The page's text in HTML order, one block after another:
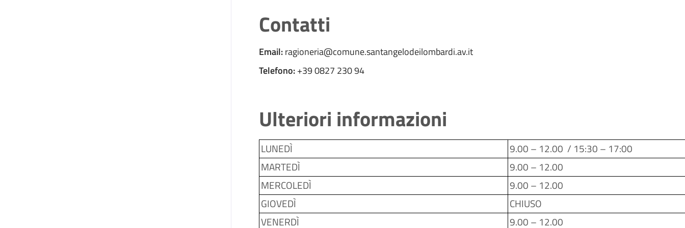
Contatti
Email:ragioneria@comune.santangelodeilombardi.av.it
Telefono:+39 0827 230 94
Ulteriori informazioni
LUNEDÌ
9.00 – 12.00 / 15:30 – 17:00
MARTEDÌ
9.00 – 12.00
MERCOLEDÌ
9.00 – 12.00
GIOVEDÌ
CHIUSO
VENERDÌ
9.00 – 12.00